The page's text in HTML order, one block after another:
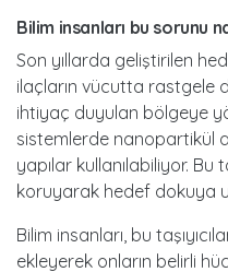
bilim insanları bu sorunu
Son yıllarda geliştirilen
ilaçların vücutta rastgele
ihtiyaç duyulan bölgeye
sistemlerde nanopartikül
yapılar kullanılabiliyor. Bu
koruyarak hedef dokuya
Bilim insanları, bu
ekleyerek onların belirli